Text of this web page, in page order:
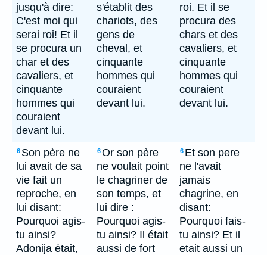
jusqu'à dire:
C'est moi qui
serai roi! Et il
se procura un
char et des
cavaliers, et
cinquante
hommes qui
couraient
devant lui.
s'établit des
chariots, des
gens de
cheval, et
cinquante
hommes qui
couraient
devant lui.
roi. Et il se
procura des
chars et des
cavaliers, et
cinquante
hommes qui
couraient
devant lui.
6 Son père ne
lui avait de sa
vie fait un
reproche, en
lui disant:
Pourquoi agis-
tu ainsi?
Adonija était,
6Or son père
ne voulait point
le chagriner de
son temps, et
lui dire :
Pourquoi agis-
tu ainsi? Il était
aussi de fort
6 Et son pere
ne l'avait
jamais
chagrine, en
disant:
Pourquoi fais-
tu ainsi? Et il
etait aussi un